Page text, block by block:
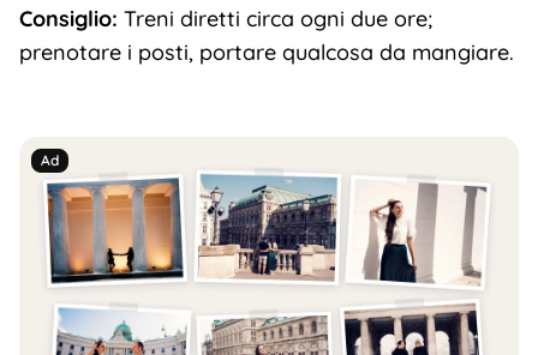
Consiglio: Treni diretti circa ogni due ore;
prenotare i posti, portare qualcosa da mangiare.